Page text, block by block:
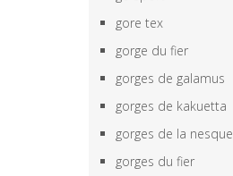
gore tex
gorge du fier
gorges de galamus
gorges de kakuetta
gorges de la nesque
gorges du fier